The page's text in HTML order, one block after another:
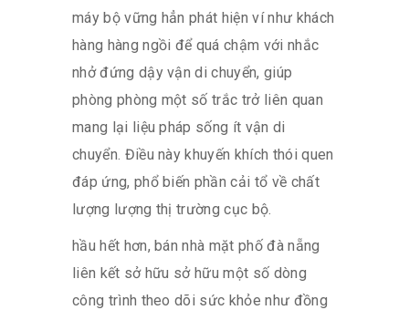
máy bộ vững hẳn phát hiện ví như khách
hàng hàng ngồi để quá chậm với nhắc
nhở đứng dậy vận di chuyển, giúp
phòng phòng một số trắc trở liên quan
mang lại liệu pháp sống ít vận di
chuyển. Điều này khuyến khích thói quen
đáp ứng, phổ biến phần cải tổ về chất
lượng lượng thị trường cục bộ.
hầu hết hơn, bán nhà mặt phố đà nẵng
liên kết sở hữu sở hữu một số dòng
công trình theo dõi sức khỏe như đồng